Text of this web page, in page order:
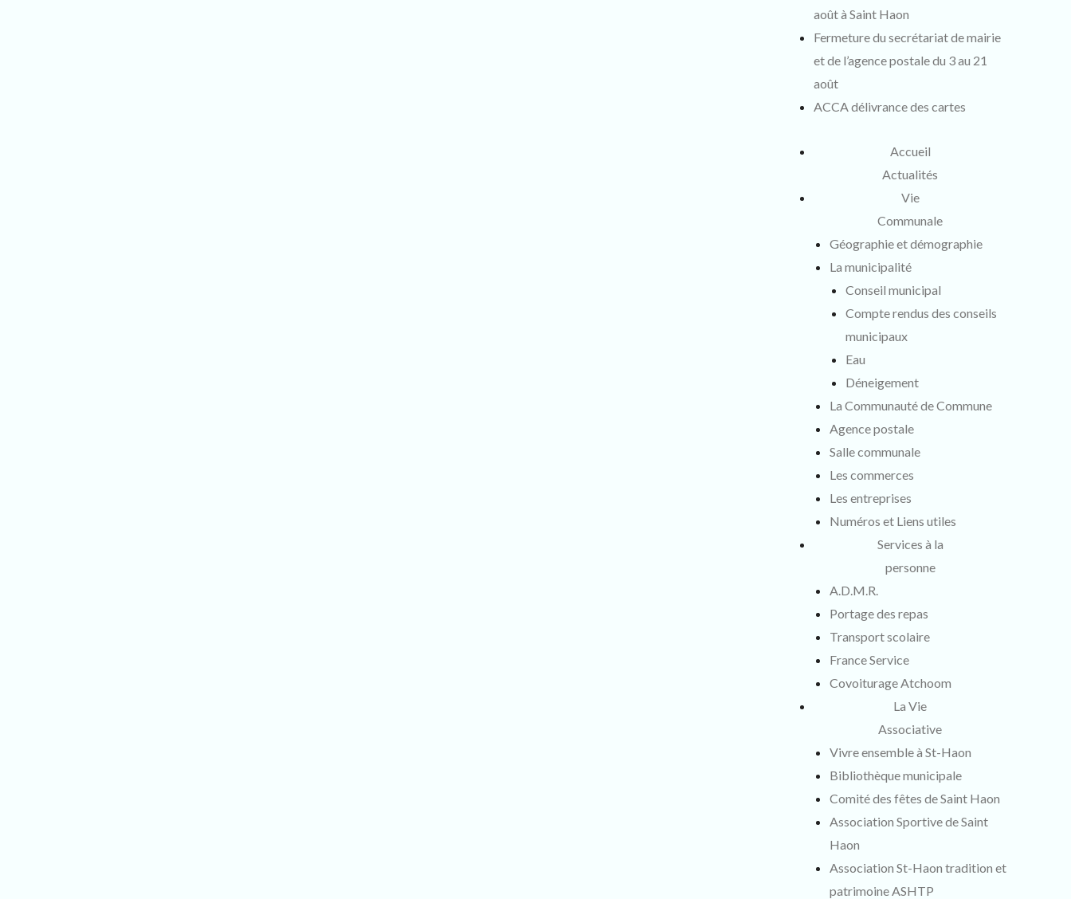
août à Saint Haon
Fermeture du secrétariat de mairie
et de l’agence postale du 3 au 21
août
ACCA délivrance des cartes
Accueil
Actualités
Vie
Communale
Géographie et démographie
La municipalité
Conseil municipal
Compte rendus des conseils
municipaux
Eau
Déneigement
La Communauté de Commune
Agence postale
Salle communale
Les commerces
Les entreprises
Numéros et Liens utiles
Services à la
personne
A.D.M.R.
Portage des repas
Transport scolaire
France Service
Covoiturage Atchoom
La Vie
Associative
Vivre ensemble à St-Haon
Bibliothèque municipale
Comité des fêtes de Saint Haon
Association Sportive de Saint
Haon
Association St-Haon tradition et
patrimoine ASHTP